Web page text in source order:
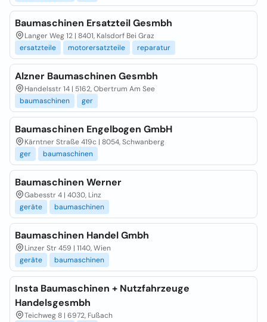
Baumaschinen Ersatzteil Gesmbh
Langer Weg 12 | 8401, Kalsdorf Bei Graz
ersatzteile
motorersatzteile reparatur
Alzner Baumaschinen Gesmbh
Handelsstr 14 | 5162, Obertrum Am See
baumaschinen
ger
Baumaschinen Engelbogen GmbH
Kärntner Straße 419c | 8054, Schwanberg
ger
baumaschinen
Baumaschinen Werner
Gabesstr 4 | 4030, Linz
geräte
baumaschinen
Baumaschinen Handel Gmbh
Linzer Str 459 | 1140, Wien
geräte
baumaschinen
Insta Baumaschinen + Nutzfahrzeuge
Handelsgesmbh
Teichweg 8 | 6972, Fußach